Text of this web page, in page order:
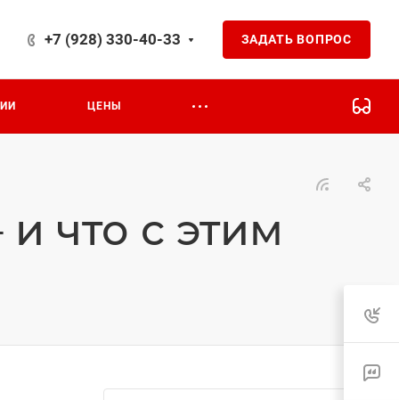
+7 (928) 330-40-33 ЗАДАТЬ ВОПРОС
ЦЕНЫ
что с этим